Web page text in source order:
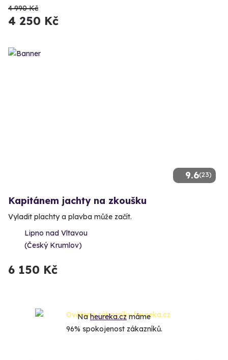
4 990 Kč
4 250 Kč
9.6(23)
Kapitánem jachty na zkoušku
Vyladit plachty a plavba může začít.
Lipno nad Vltavou
(Český Krumlov)
6 150 Kč
Naheureka.czmáme
96% spokojenost zákazníků.